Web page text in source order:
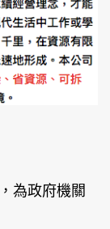
為政府機關